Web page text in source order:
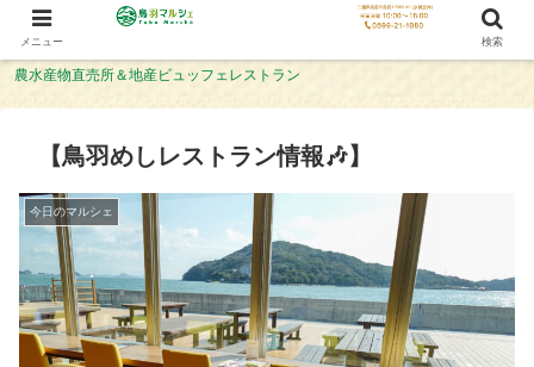
農水産物直売所＆地産ビュッフェレストラン
【鳥羽めしレストラン情報🎶】
今日のマルシェ
メニュー 検索